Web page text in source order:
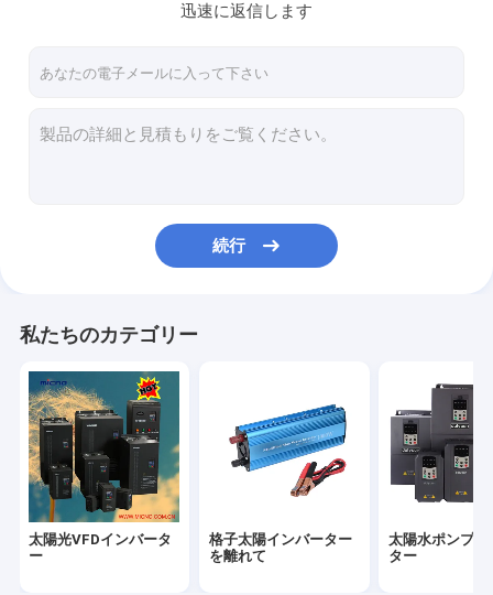
プールポンプインバーター
頻度ドライブ インバーター
迅速に返信します
続行
私たちのカテゴリー
太陽光VFDインバータ
ー
格子太陽インバーター
を離れて
太陽水ポンプイ
ター